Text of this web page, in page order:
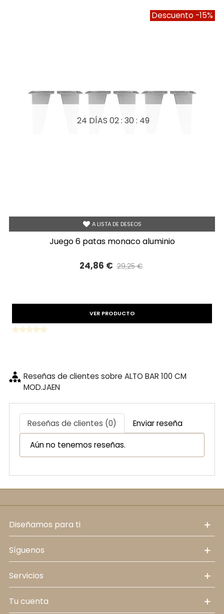
Descuento -15%
A LISTA DE DESEOS
24 DÍAS 02 : 30 : 48
juego 6 patas monaco aluminio
24,86 € 29,25 €
VER PRODUCTO
Reseñas de clientes sobre ALTO BAR 100 CM
MOD.JAEN
Reseñas de clientes (0) Enviar reseña
Aún no tenemos reseñas.
diseñamos para ti
síguenos
servicios
tu cuenta